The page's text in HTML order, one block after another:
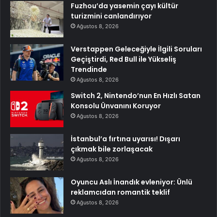
Fuzhou’da yasemin çayı kültür
turizmini canlandırıyor
Ağustos 8, 2026
Verstappen Geleceğiyle İlgili Soruları
Geçiştirdi, Red Bull ile Yükseliş
Trendinde
Ağustos 8, 2026
Switch 2, Nintendo’nun En Hızlı Satan
Konsolu Ünvanını Koruyor
Ağustos 8, 2026
İstanbul’a fırtına uyarısı! Dışarı
çıkmak bile zorlaşacak
Ağustos 8, 2026
Oyuncu Aslı İnandık evleniyor: Ünlü
reklamcıdan romantik teklif
Ağustos 8, 2026